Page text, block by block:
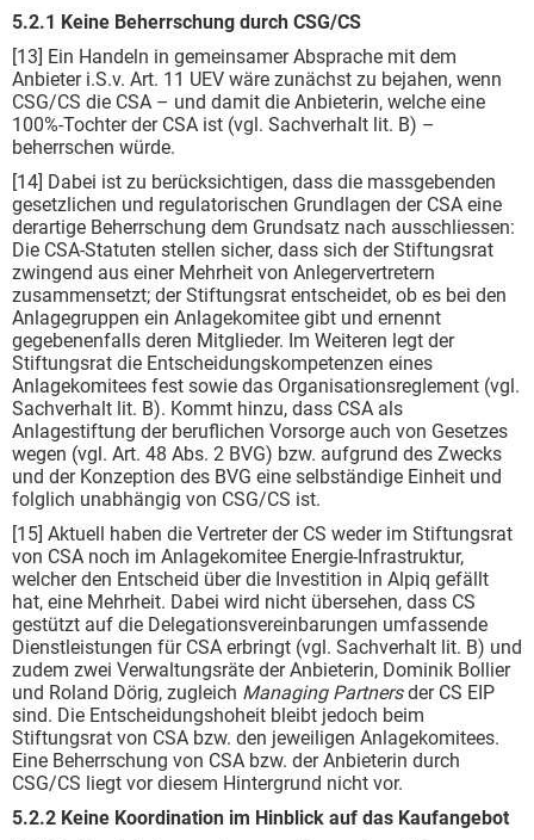
5.2.1 Keine Beherrschung durch CSG/CS
[13] Ein Handeln in gemeinsamer Absprache mit dem
Anbieter i.S.v. Art. 11 UEV wäre zunächst zu bejahen, wenn
CSG/CS die CSA – und damit die Anbieterin, welche eine
100%-Tochter der CSA ist (vgl. Sachverhalt lit. B) –
beherrschen würde.
[14] Dabei ist zu berücksichtigen, dass die massgebenden
gesetzlichen und regulatorischen Grundlagen der CSA eine
derartige Beherrschung dem Grundsatz nach ausschliessen:
Die CSA-Statuten stellen sicher, dass sich der Stiftungsrat
zwingend aus einer Mehrheit von Anlegervertretern
zusammensetzt; der Stiftungsrat entscheidet, ob es bei den
Anlagegruppen ein Anlagekomitee gibt und ernennt
gegebenenfalls deren Mitglieder. Im Weiteren legt der
Stiftungsrat die Entscheidungskompetenzen eines
Anlagekomitees fest sowie das Organisationsreglement (vgl.
Sachverhalt lit. B). Kommt hinzu, dass CSA als
Anlagestiftung der beruflichen Vorsorge auch von Gesetzes
wegen (vgl. Art. 48 Abs. 2 BVG) bzw. aufgrund des Zwecks
und der Konzeption des BVG eine selbständige Einheit und
folglich unabhängig von CSG/CS ist.
[15] Aktuell haben die Vertreter der CS weder im Stiftungsrat
von CSA noch im Anlagekomitee Energie-Infrastruktur,
welcher den Entscheid über die Investition in Alpiq gefällt
hat, eine Mehrheit. Dabei wird nicht übersehen, dass CS
gestützt auf die Delegationsvereinbarungen umfassende
Dienstleistungen für CSA erbringt (vgl. Sachverhalt lit. B) und
zudem zwei Verwaltungsräte der Anbieterin, Dominik Bollier
und Roland Dörig, zugleich Managing Partnersder CS EIP
sind. Die Entscheidungshoheit bleibt jedoch beim
Stiftungsrat von CSA bzw. den jeweiligen Anlagekomitees.
Eine Beherrschung von CSA bzw. der Anbieterin durch
CSG/CS liegt vor diesem Hintergrund nicht vor.
5.2.2 Keine Koordination im Hinblick auf das Kaufangebot